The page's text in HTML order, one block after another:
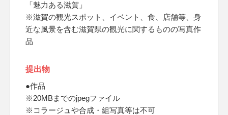
「魅力ある滋賀」
※滋賀の観光スポット、イベント、食、店舗等、身
近な風景を含む滋賀県の観光に関するものの写真作
品
提出物
●作品
※20MBまでのjpegファイル
※コラージュや合成・組写真等は不可